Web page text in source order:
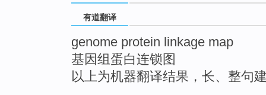
有道翻译
genome protein linkage map
基因组蛋白连锁图
以上为机器翻译结果，长、整句